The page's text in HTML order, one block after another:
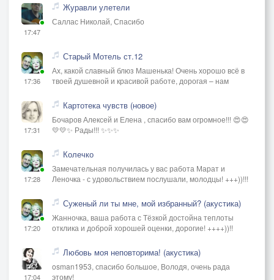
17:47
Журавли улетели
Саллас Николай, Спасибо
17:36
Старый Мотель ст.12
Ах, какой славный блюз Машенька! Очень хорошо всё в
твоей душевной и красивой работе, дорогая – нам
17:31
Картотека чувств (новое)
Бочаров Алексей и Елена , спасибо вам огромное!!! 😍😍
💛💛✨ Рады!!! ✨✨✨
17:28
Колечко
Замечательная получилась у вас работа Марат и
Леночка - с удовольствием послушали, молодцы! +++))!!!
17:20
Суженый ли ты мне, мой избранный? (акустика)
Жанночка, ваша работа с Тёзкой достойна теплоты
отклика и доброй хорошей оценки, дорогие! ++++))!!
17:04
Любовь моя неповторима! (акустика)
osman1953, спасибо большое, Володя, очень рада
этому!